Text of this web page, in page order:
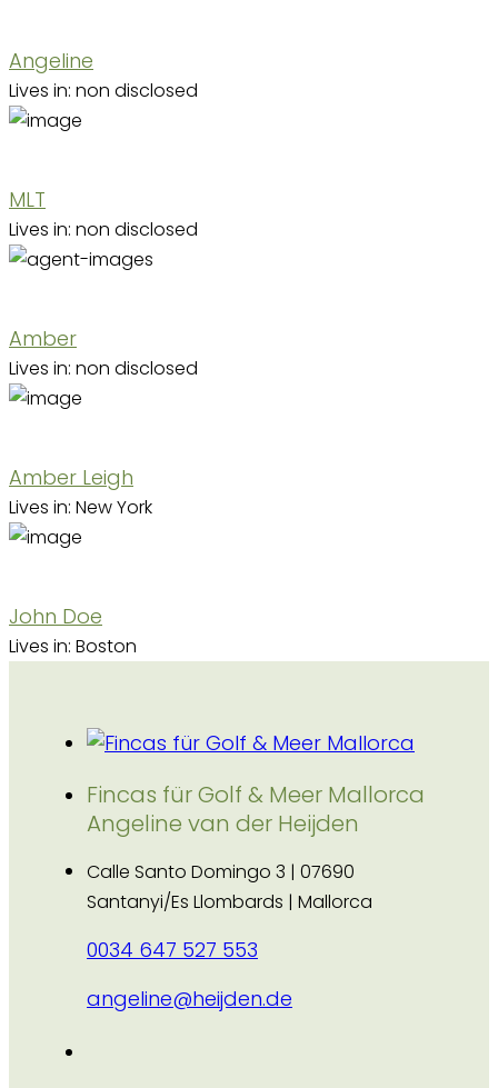
Angeline
Lives in: non disclosed
MLT
Lives in: non disclosed
Amber
Lives in: non disclosed
Amber Leigh
Lives in: New York
John Doe
Lives in: Boston
Fincas für Golf & Meer Mallorca
Angeline van der Heijden
Calle Santo Domingo 3 | 07690
Santanyi/Es Llombards | Mallorca
0034 647 527 553
angeline@heijden.de